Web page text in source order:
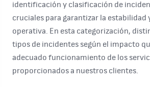
identificación y clasificación de
cruciales para garantizar la estabilidad
operativa. En esta categorización,
tipos de incidentes según el impacto
adecuado funcionamiento de los
proporcionados a nuestros clientes.